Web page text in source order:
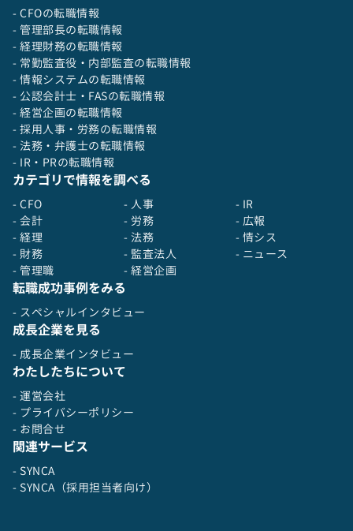
- CFOの転職情報
- 管理部長の転職情報
- 経理財務の転職情報
- 常勤監査役・内部監査の転職情報
- 情報システムの転職情報
- 公認会計士・FASの転職情報
- 経営企画の転職情報
- 採用人事・労務の転職情報
- 法務・弁護士の転職情報
- IR・PRの転職情報
カテゴリで情報を調べる
- CFO
- 会計
- 経理
- 財務
- 管理職
- 人事
- 労務
- 法務
- 監査法人
- 経営企画
- IR
- 広報
- 情シス
- ニュース
転職成功事例をみる
- スペシャルインタビュー
成長企業を見る
- 成長企業インタビュー
わたしたちについて
- 運営会社
- プライバシーポリシー
- お問合せ
関連サービス
- SYNCA
- SYNCA（採用担当者向け）